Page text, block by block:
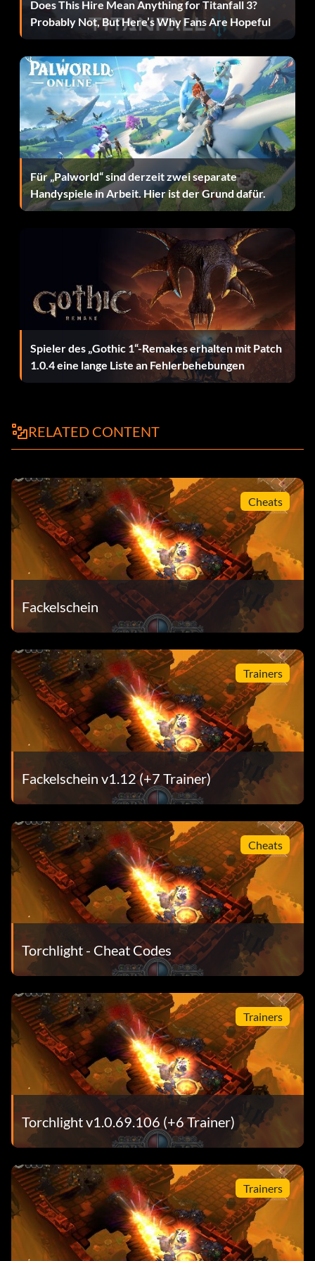
Belohnung: 10 Punkte
Zielsetzung: Krag besiegen
Verwunschen
Belohnung: 20 Punkte
Zielsetzung: Erfolgreich einen Gegenstand 5 Mal
verzaubern
Zielsetzung: Besiegt Medea
Does This Hire Mean Anything for Titanfall 3?
Probably Not, But Here’s Why Fans Are Hopeful
Für „Palworld“ sind derzeit zwei separate
Handyspiele in Arbeit. Hier ist der Grund dafür.
Spieler des „Gothic 1“-Remakes erhalten mit Patch
1.0.4 eine lange Liste an Fehlerbehebungen
RELATED CONTENT
Cheats
Fackelschein
Trainers
Fackelschein v1.12 (+7 Trainer)
Cheats
Torchlight - Cheat Codes
Trainers
Torchlight v1.0.69.106 (+6 Trainer)
Trainers